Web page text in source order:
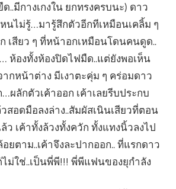
ด..มีกางเกงใน ยกทรงครบนะ) ดาว
นไม่รู้…มารู้สึกตัวอีกทีเหมือนเคลิ้ม ๆ
เสียว ๆ ที่หน้าอกเหมือนโดนคนดูด..
ห้องทั้งห้องปิดไฟมืด..แต่ยังพอเห็น
ากหน้าต่าง มีเงาตะคุ่ม ๆ คร่อมดาว
ผลักตัวเค้าออก เค้าเลยรีบประกบ
สอดมือลงล่าง..สัมผัสเนินเสียวที่ตอน
เค้าทั้งล้วงทั้งควัก ทั้งแทงนิ้วลงไป
ยตาม..เค้าจึงละปากออก.. ที่แรกดาว
ม่ใช่..เป็นพี่พี!!! พี่พีแฟนของยุกำลัง